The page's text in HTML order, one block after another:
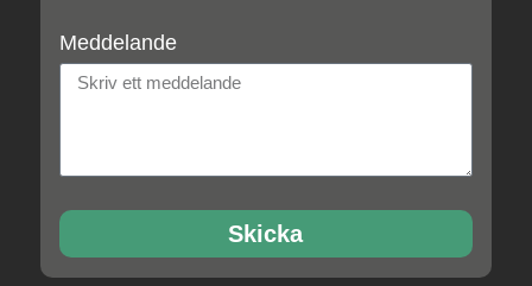
Meddelande
Skicka